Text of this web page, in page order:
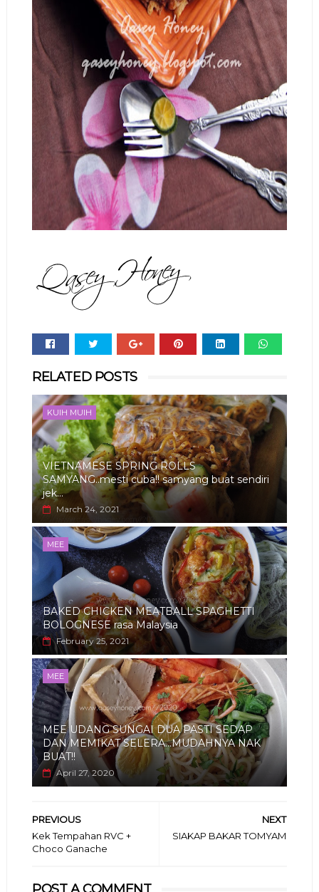
RELATED POSTS
KUIH MUIH
VIETNAMESE SPRING ROLLS
SAMYANG..mesti cuba!! samyang buat sendiri
jek...
March 24, 2021
MEE
BAKED CHICKEN MEATBALL SPAGHETTI
BOLOGNESE rasa Malaysia
February 25, 2021
MEE
MEE UDANG SUNGAI DUA PASTI SEDAP
DAN MEMIKAT SELERA...MUDAHNYA NAK
BUAT!!
April 27, 2020
NEXT
SIAKAP BAKAR TOMYAM
PREVIOUS
Kek Tempahan RVC +
Choco Ganache